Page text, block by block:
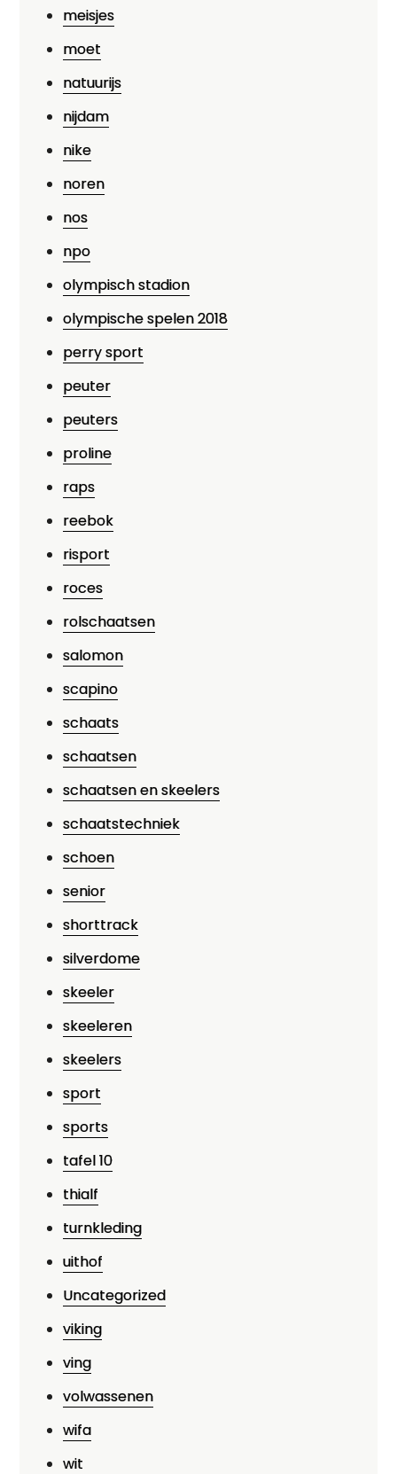
meisjes
moet
natuurijs
nijdam
nike
noren
nos
npo
olympisch stadion
olympische spelen 2018
perry sport
peuter
peuters
proline
raps
reebok
risport
roces
rolschaatsen
salomon
scapino
schaats
schaatsen
schaatsen en skeelers
schaatstechniek
schoen
senior
shorttrack
silverdome
skeeler
skeeleren
skeelers
sport
sports
tafel 10
thialf
turnkleding
uithof
Uncategorized
viking
ving
volwassenen
wifa
wit